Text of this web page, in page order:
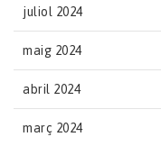
juliol 2024
maig 2024
abril 2024
març 2024